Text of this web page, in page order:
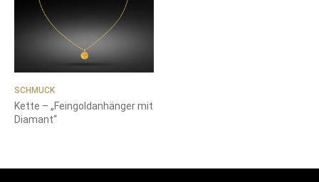
SCHMUCK
Kette – „Feingoldanhänger mit
Diamant“